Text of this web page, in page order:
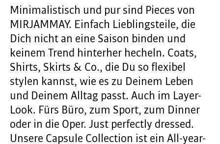
Minimalistisch und pur sind Pieces von
MIRJAMMAY. Einfach Lieblingsteile, die
Dich nicht an eine Saison binden und
keinem Trend hinterher hecheln. Coats,
Shirts, Skirts & Co., die Du so flexibel
stylen kannst, wie es zu Deinem Leben
und Deinem Alltag passt. Auch im Layer-
Look. Fürs Büro, zum Sport, zum Dinner
oder in die Oper. Just perfectly dressed.
Unsere Capsule Collection ist ein All-year-